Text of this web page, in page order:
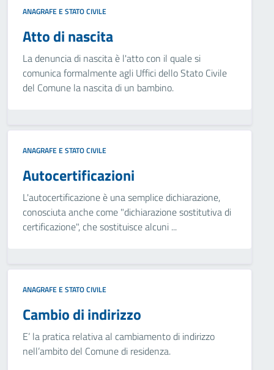
ANAGRAFE E STATO CIVILE
Atto di nascita
La denuncia di nascita è l'atto con il quale si
comunica formalmente agli Uffici dello Stato Civile
del Comune la nascita di un bambino.
ANAGRAFE E STATO CIVILE
Autocertificazioni
L'autocertificazione è una semplice dichiarazione,
conosciuta anche come "dichiarazione sostitutiva di
certificazione", che sostituisce alcuni ...
ANAGRAFE E STATO CIVILE
Cambio di indirizzo
E’ la pratica relativa al cambiamento di indirizzo
nell’ambito del Comune di residenza.